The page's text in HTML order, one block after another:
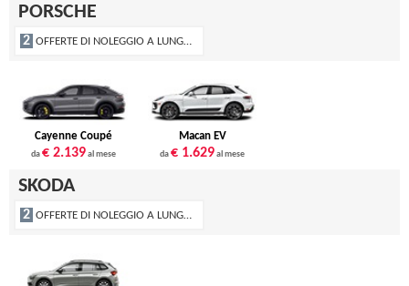
PORSCHE
2 OFFERTE DI NOLEGGIO A LUNGO TERMINE
Cayenne Coupé
da€ 2.139 al mese
Macan EV
da€ 1.629 al mese
SKODA
2 OFFERTE DI NOLEGGIO A LUNGO TERMINE